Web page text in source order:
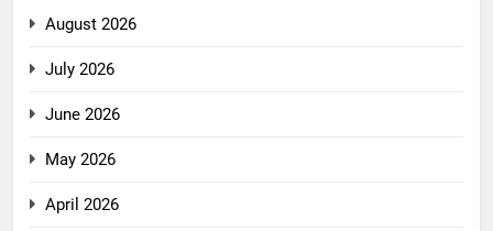
August 2026
July 2026
June 2026
May 2026
April 2026